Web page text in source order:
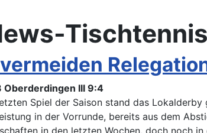
Tischtennis
Oberderdingen III 9:4
Spiel der Saison stand das
in der Vorrunde, bereits aus dem
in den letzten Wochen, doch noch